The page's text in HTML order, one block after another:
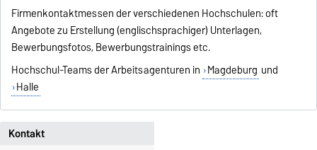
Firmenkontaktmessen der verschiedenen Hochschulen: oft
Angebote zu Erstellung (englischsprachiger) Unterlagen,
Bewerbungsfotos, Bewerbungstrainings etc.
Hochschul-Teams der Arbeitsagenturen in Magdeburg und
Halle
Kontakt